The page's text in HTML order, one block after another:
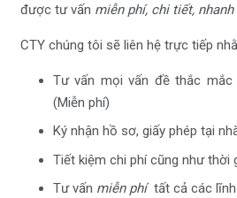
được tư vấn miễn phí, chi tiết,
CTY chúng tôi sẽ liên hệ trực tiếp
Tư vấn mọi vấn đề thắc mắc
(Miễn phí)
Ký nhận hồ sơ, giấy phép tại
Tiết kiệm chi phí cũng như thời
Tư vấn miễn phítất cả các lĩnh